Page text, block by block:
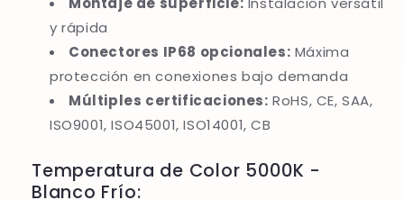
y rápida
Conectores IP68 opcionales: Máxima
protección en conexiones bajo demanda
Múltiples certificaciones: RoHS, CE, SAA,
ISO9001, ISO45001, ISO14001, CB
Temperatura de Color 5000K -
Blanco Frío: